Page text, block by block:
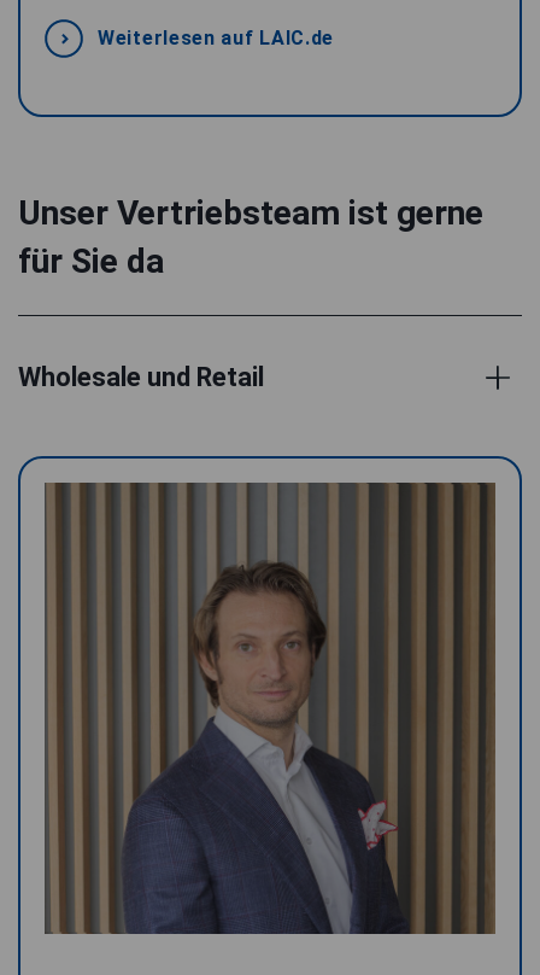
Weiterlesen auf LAIC.de
Unser Vertriebsteam ist gerne
für Sie da
Wholesale und Retail